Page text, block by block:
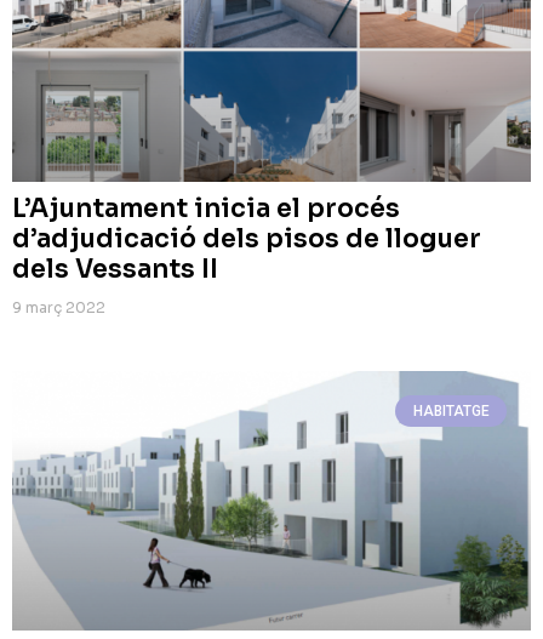
L’Ajuntament inicia el procés
d’adjudicació dels pisos de lloguer
dels Vessants II
9 març 2022
HABITATGE